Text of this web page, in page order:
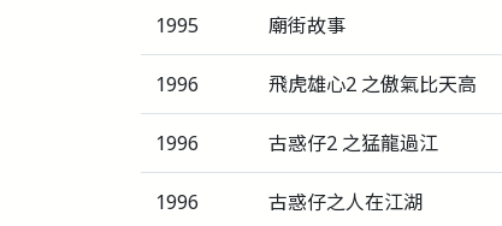
1995 廟街故事
1996 飛虎雄心2 之傲氣比天高
1996 古惑仔2 之猛龍過江
1996 古惑仔之人在江湖